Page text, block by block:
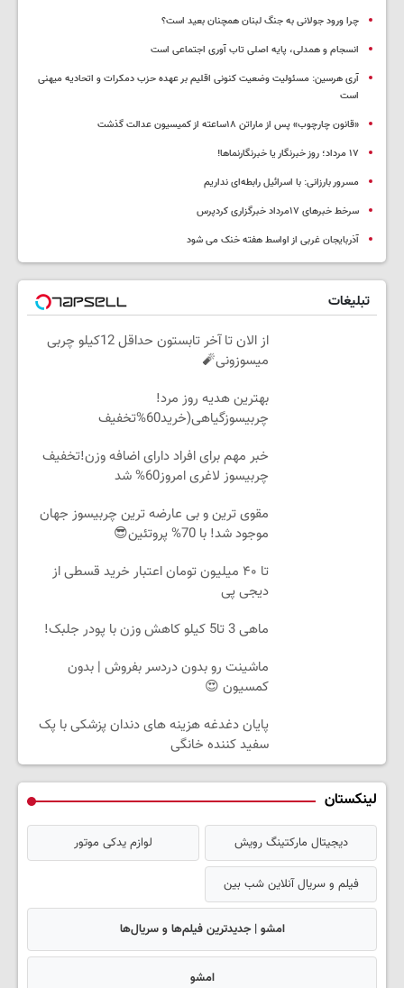
چرا ورود جولانی به جنگ لبنان همچنان بعید است؟
انسجام و همدلی، پایه اصلی تاب آوری اجتماعی است
آری هرسین: مسئولیت وضعیت کنونی اقلیم بر عهده حزب دمکرات و اتحادیه میهنی
است
«قانون چارچوب» پس از ماراتن ۱۸ساعته از کمیسیون عدالت گذشت
١٧ مرداد؛ روز خبرنگار یا خبرنگارنماها!
مسرور بارزانی: با اسرائیل رابطه‌ای نداریم
سرخط خبرهای ۱۷مرداد خبرگزاری کردپرس
آذربایجان غربی از اواسط هفته خنک می شود
تبلیغات
از الان تا آخر تابستون حداقل 12کیلو چربی
میسوزونی🧨
بهترین هدیه روز مرد!
چربیسوزگیاهی(خرید60%تخفیف
خبر مهم برای افراد دارای اضافه وزن!تخفیف
چربیسوز لاغری امروز60% شد
مقوی ترین و بی عارضه ترین چربیسوز جهان
موجود شد! با 70% پروتئین😎
تا ۴۰ میلیون تومان اعتبار خرید قسطی از
دیجی پی
ماهی 3 تا5 کیلو کاهش وزن با پودر جلبک!
ماشینت رو بدون دردسر بفروش | بدون
کمسیون 😍
پایان دغدغه هزینه های دندان پزشکی با پک
سفید کننده خانگی
لینکستان
دیجیتال مارکتینگ رویش لوازم یدکی موتور
فیلم و سریال آنلاین شب بین
امشو | جدیدترین فیلم‌ها و سریال‌ها
امشو